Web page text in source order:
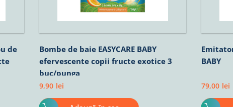
de
Bombe de baie EASYCARE BABY
efervescente copii fructe exotice 3
buc/punga
9,90 lei
BABY
79,00 lei